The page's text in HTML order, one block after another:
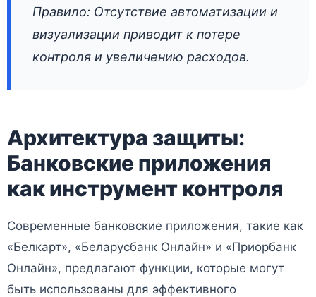
Правило: Отсутствие автоматизации и
визуализации приводит к потере
контроля и увеличению расходов.
Архитектура защиты:
Банковские приложения
как инструмент контроля
Современные банковские приложения, такие как
«Белкарт», «Беларусбанк Онлайн» и «Приорбанк
Онлайн», предлагают функции, которые могут
быть использованы для эффективного